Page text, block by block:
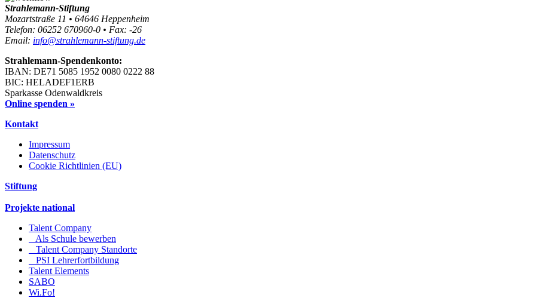
Strahlemann-Stiftung
Mozartstraße 11 • 64646 Heppenheim
Telefon: 06252 670960-0 • Fax: -26
Email: info@strahlemann-stiftung.de
Strahlemann-Spendenkonto:
IBAN: DE71 5085 1952 0080 0222 88
BIC: HELADEF1ERB
Sparkasse Odenwaldkreis
Online spenden »
Kontakt
Impressum
Datenschutz
Cookie Richtlinien (EU)
Stiftung
Projekte national
Talent Company
Als Schule bewerben
Talent Company Standorte
PSI Lehrerfortbildung
Talent Elements
SABO
Wi.Fo!